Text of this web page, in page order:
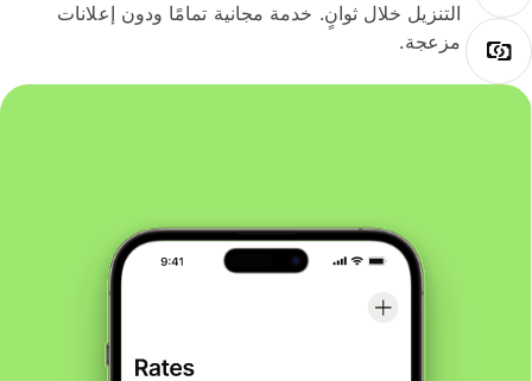
التنزيل خلال ثوانٍ. خدمة مجانية تمامًا ودون إعلانات
مزعجة.